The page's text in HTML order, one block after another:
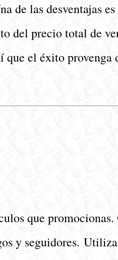
de las desventajas
del precio total de
el éxito provenga
que
y seguidores.